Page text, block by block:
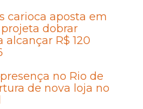
carioca aposta em
dobrar
R$ 120
no Rio de
de nova loja no